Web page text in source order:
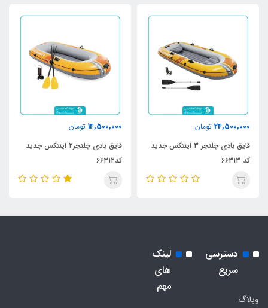
24,500,000 تومان
قایق بادی چلنجر 3 اینتکس جدید
کد 66313
14,500,000 تومان
قایق بادی چلنجر2 اینتکس جدید
کد66312
دسترسی
سریع
وبلاگ
لینک
های
مهم